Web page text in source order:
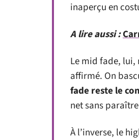
inaperçu en
A lire aussi :
Le mid fade, lui,
affirmé. On
fade reste le
net sans
À l’inverse, le